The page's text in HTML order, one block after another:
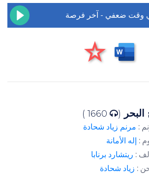
وقت ضعفي - آخر فرصة
(
: مرنم زياد شحادة
: إله الأمانة
: ريتشارد برنابا
: زياد شحادة